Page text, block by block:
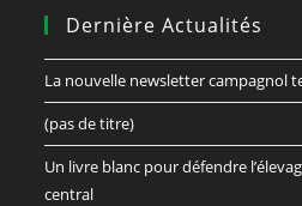
Dernière Actualités
La nouvelle newsletter campagnol
(pas de titre)
Un livre blanc pour défendre
central